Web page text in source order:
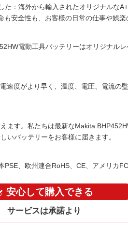
た：海外から輸入されたオリジナルな
安全性も、お客様の日常の仕事や娯楽
電動工具バッテリーはオリジナル
度がより早く、温度、電圧、電流の
ます。私たちは最新なMakita
いバッテリーをお客様に届きます。
、欧州連合RoHS、CE、アメリカ
安心して購入できる
サービスは承諾より